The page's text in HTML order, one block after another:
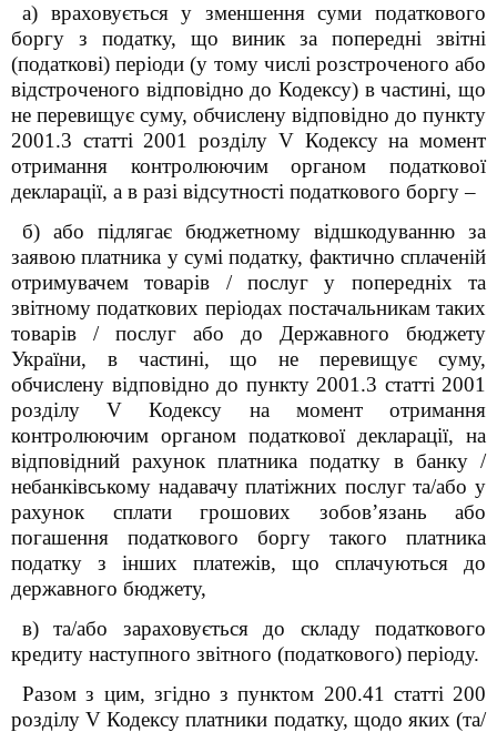
а) враховується у зменшення суми податкового
боргу з податку, що виник за попередні звітні
(податкові) періоди (у тому числі розстроченого або
відстроченого відповідно до Кодексу) в частині, що
не перевищує суму, обчислену відповідно до пункту
2001 .3 статті 2001
розділу V Кодексу на момент
отримання контролюючим органом податкової
декларації, а в разі відсутності податкового боргу –
б) або підлягає бюджетному відшкодуванню за
заявою платника у сумі податку, фактично сплаченій
отримувачем товарів / послуг у попередніх та
звітному податкових періодах постачальникам таких
товарів / послуг або до Державного бюджету
України, в частині, що не перевищує суму,
обчислену відповідно до пункту 2001 .3 статті 2001
розділу V Кодексу на момент отримання
контролюючим органом податкової декларації, на
відповідний рахунок платника податку в банку /
небанківському надавачу платіжних послуг та/або у
рахунок сплати грошових зобов’язань або
погашення податкового боргу такого платника
податку з інших платежів, що сплачуються до
державного бюджету,
в) та/або зараховується до складу податкового
кредиту наступного звітного (податкового) періоду.
Разом з цим, згідно з пунктом 200.41 статті 200
розділу V Кодексу платники податку, щодо яких (та/